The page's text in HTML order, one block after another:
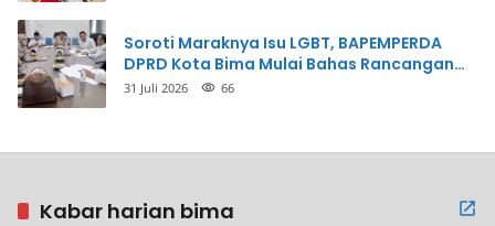
Soroti Maraknya Isu LGBT, BAPEMPERDA
DPRD Kota Bima Mulai Bahas Rancangan
Perda Pencegahan
31 Juli 2026 66
Kabar harian bima